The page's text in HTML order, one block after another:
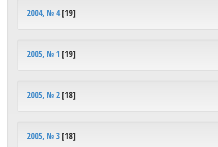
2004, № 4[19]
2005, № 1 [19]
2005, № 2 [18]
2005, № 3 [18]